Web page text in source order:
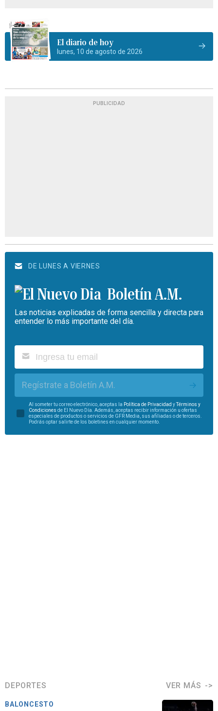
El diario de hoy
lunes, 10 de agosto de 2026
PUBLICIDAD
DE LUNES A VIERNES
Boletín A.M.
Las noticias explicadas de forma sencilla y directa para
entender lo más importante del día.
Regístrate a Boletín A.M.
Al someter tu correo electrónico, aceptas la Política de Privacidad yTérminos y
Condiciones de El Nuevo Día. Además, aceptas recibir información u ofertas
especiales de productos o servicios de GFR Media, sus afiliadas o de terceros.
Podrás optar salirte de los boletines en cualquier momento.
DEPORTES VER MÁS
BALONCESTO